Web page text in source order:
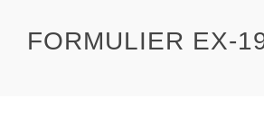
FORMULIER EX-